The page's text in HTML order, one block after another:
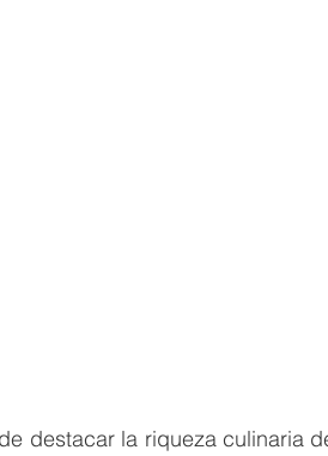
destacar la riqueza culinaria